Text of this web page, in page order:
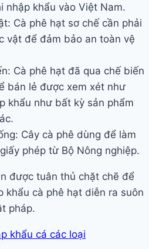
nhập khẩu vào Việt Nam.
Cà phê hạt sơ chế cần phải
vật để đảm bảo an toàn vệ
Cà phê hạt đã qua chế biến
bán lẻ được xem xét như
khẩu như bất kỳ sản phẩm
Cây cà phê dùng để làm
phép từ Bộ Nông nghiệp.
được tuân thủ chặt chẽ để
khẩu cà phê hạt diễn ra suôn
pháp.
khẩu cá các loại